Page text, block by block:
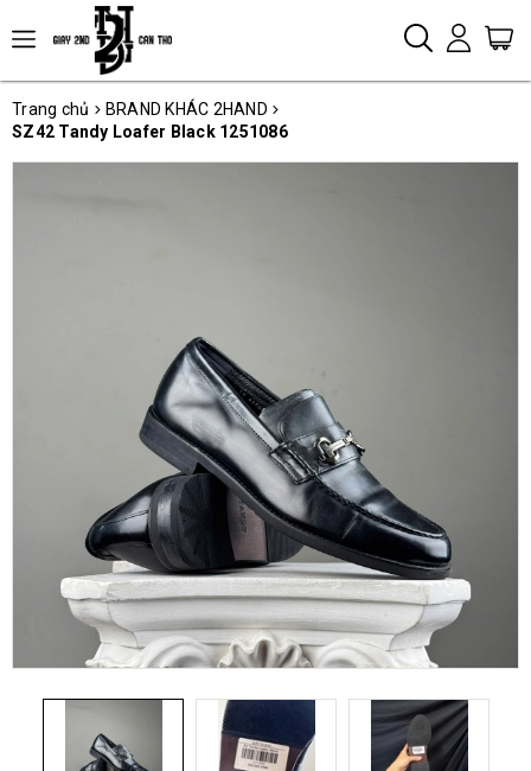
Trang chủ
BRAND KHÁC 2HAND
SZ42 Tandy Loafer Black 1251086